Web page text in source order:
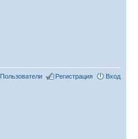
Пользователи Регистрация Вход